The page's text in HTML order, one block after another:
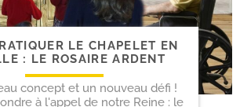
LE CHAPELET EN
: LE ROSAIRE ARDENT
concept et un nouveau défi !
à l'appel de notre Reine : le